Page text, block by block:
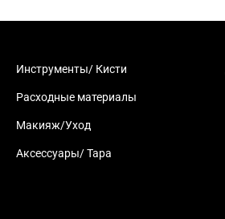
Инструменты/ Кисти
Расходные материалы
Макияж/Уход
Аксессуары/ Тара